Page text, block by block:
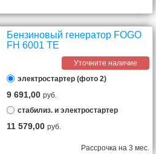
Бензиновый генератор FOGO
FH 6001 TE
Уточните наличие
электростартер (фото 2)
9 691,00руб.
стабилиз. и электростартер
11 579,00руб.
Рассрочка на 3 мес.